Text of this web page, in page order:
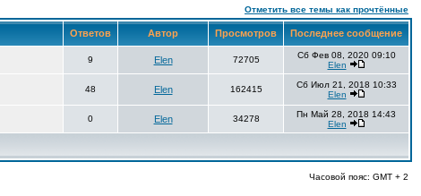
Отметить все темы как прочтённые
Ответов Автор Просмотров Последнее сообщение
9 Elen 72705
Сб Фев 08, 2020 09:10
Elen
48 Elen 162415
Сб Июл 21, 2018 10:33
Elen
0 Elen 34278
Пн Май 28, 2018 14:43
Elen
Часовой пояс: GMT + 2